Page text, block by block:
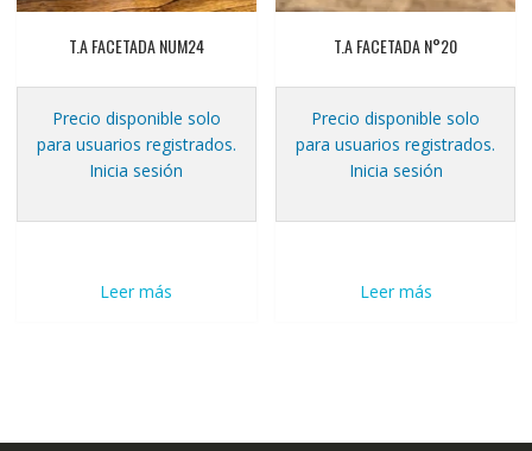
T.A FACETADA NUM24
Precio disponible solo
para usuarios registrados.
Inicia sesión
Leer más
T.A FACETADA N°20
Precio disponible solo
para usuarios registrados.
Inicia sesión
Leer más